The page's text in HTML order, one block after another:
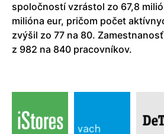
spoločností vzrástol zo 67,8
milióna eur, pričom počet
zvýšil zo 77 na 80.
z 982 na 840 pracovníkov.